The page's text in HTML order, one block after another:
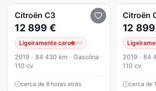
Citroën C3
12 899 €
Ligeiramente caro
2019 · 84 430 km · Gasolina ·
110 cv
cerca de 8 horas atrás
Citroën
12
2019 · 84
110 cv
cerca de